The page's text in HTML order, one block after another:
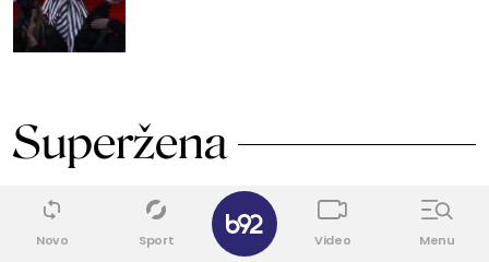
Superžena
Novo Sport Video Menu
✕